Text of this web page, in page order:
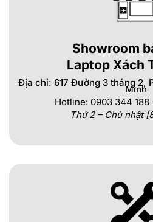
Showroom
Laptop Xách
Địa chỉ: 617 Đường 3 tháng 2,
Minh
Hotline: 0903 344
Thứ 2 – Chủ nhật